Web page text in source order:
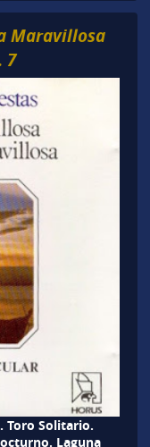
Maravillosa
7
Toro Solitario.
Laguna